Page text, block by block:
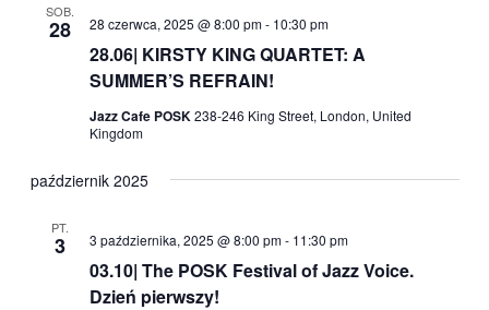
SOB.
28
28.06| KIRSTY KING QUARTET: A
SUMMER’S REFRAIN!
28 czerwca, 2025 @ 8:00 pm- 10:30 pm
Jazz Cafe POSK238-246 King Street, London, United
Kingdom
październik 2025
PT.
3
03.10| The POSK Festival of Jazz Voice.
Dzień pierwszy!
3 października, 2025 @ 8:00 pm- 11:30 pm